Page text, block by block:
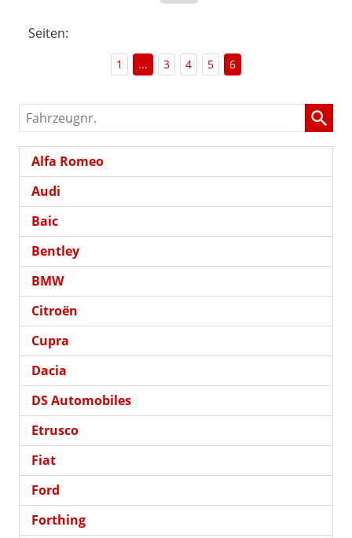
Seiten:
1 ... 3 4 5 6
Fahrzeugnr.
Alfa Romeo
Audi
Baic
Bentley
BMW
Citroën
Cupra
Dacia
DS Automobiles
Etrusco
Fiat
Ford
Forthing